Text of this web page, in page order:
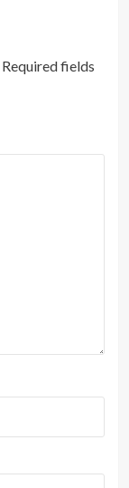
Required fields